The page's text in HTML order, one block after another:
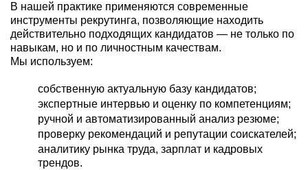
В нашей практике применяются современные
инструменты рекрутинга, позволяющие находить
действительно подходящих кандидатов — не только по
навыкам, но и по личностным качествам.
Мы используем:
собственную актуальную базу кандидатов;
экспертные интервью и оценку по компетенциям;
ручной и автоматизированный анализ резюме;
проверку рекомендаций и репутации соискателей;
аналитику рынка труда, зарплат и кадровых
трендов.